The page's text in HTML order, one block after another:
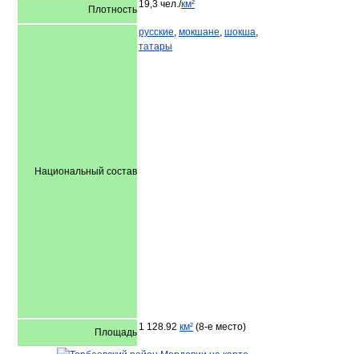
Плотность 19,3 чел./км²
Национальный состав
русские, мокшане, шокша,
татары
Площадь 1 128.92 км² (8-е место)